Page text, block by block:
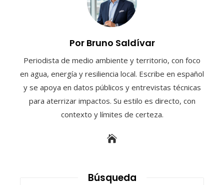
Por Bruno Saldívar
Periodista de medio ambiente y territorio, con foco
en agua, energía y resiliencia local. Escribe en español
y se apoya en datos públicos y entrevistas técnicas
para aterrizar impactos. Su estilo es directo, con
contexto y límites de certeza.
Búsqueda